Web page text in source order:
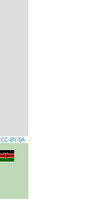
CC-BY-SA